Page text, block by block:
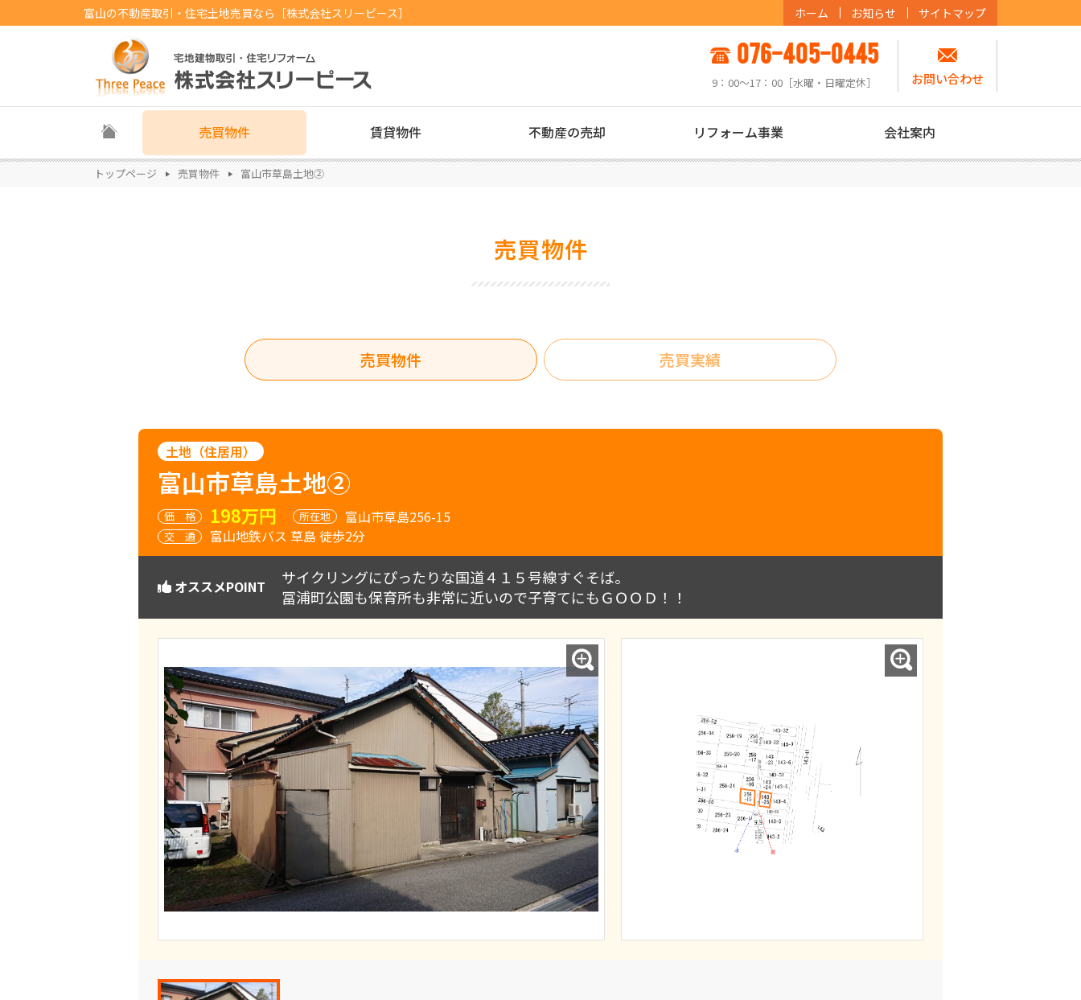
富山の不動産取引・住宅土地売買なら［株式会社スリーピース］ ホーム お知らせ サイトマップ
076-405-0445
9：00〜17：00［水曜・日曜定休］ お問い合わせ
売買物件 賃貸物件 不動産の売却 リフォーム事業 会社案内
トップページ 売買物件 富山市草島土地②
売買物件
売買物件 売買実績
土地（住居用）
富山市草島土地②
価 格 198万円 所在地 富山市草島256-15
交 通 富山地鉄バス 草島 徒歩2分
オススメPOINT
サイクリングにぴったりな国道４１５号線すぐそば。
冨浦町公園も保育所も非常に近いので子育てにもＧＯＯＤ！！